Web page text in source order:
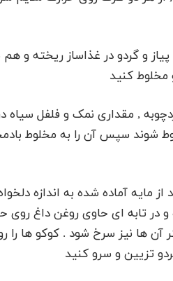
و گردو در غذاساز ریخته و
مخلوط کنید
, مقداری نمک و فلفل سیاه
شوند سپس آن را به مخلوط
مایه آماده شده به اندازه
در تابه ای حاوی روغن داغ
آن ها نیز سرخ شود . کوکو ها
تزیین و سرو کنید